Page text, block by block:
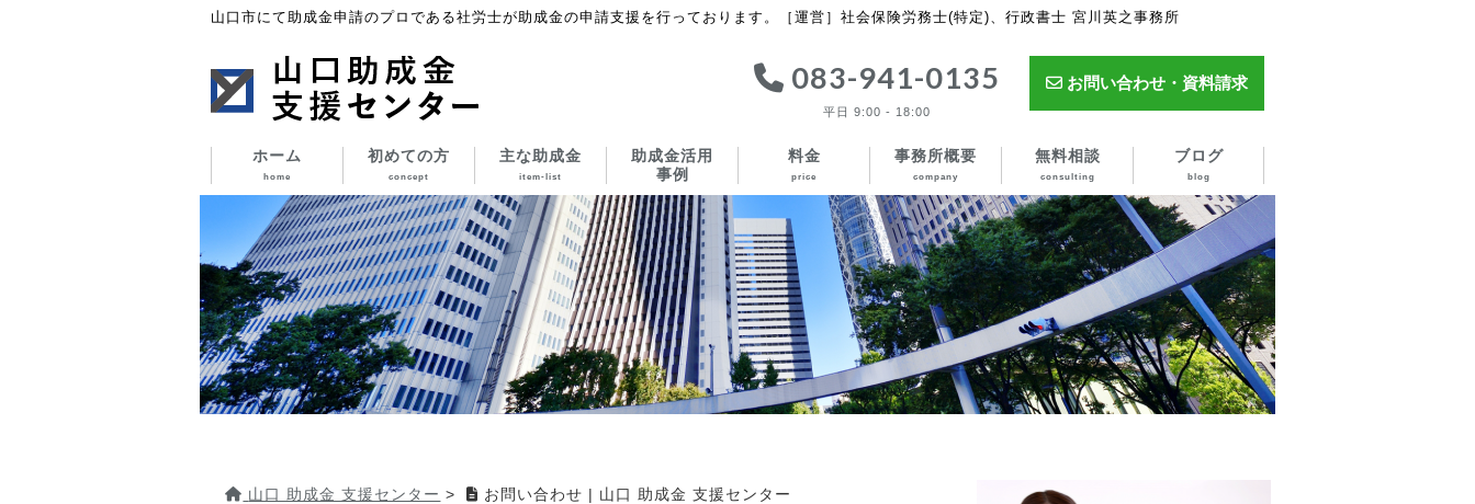
山口市にて助成金申請のプロである社労士が助成金の申請支援を行っております。［運営］社会保険労務士(特定)、行政書士 宮川英之事務所
お問い合わせ・資料請求
083-941-0135
平日 9:00 - 18:00
ホーム
home
初めての方
concept
主な助成金
item-list
助成金活用
事例
料金
price
事務所概要
company
無料相談
consulting
ブログ
blog
山口 助成金 支援センター > お問い合わせ | 山口 助成金 支援センター